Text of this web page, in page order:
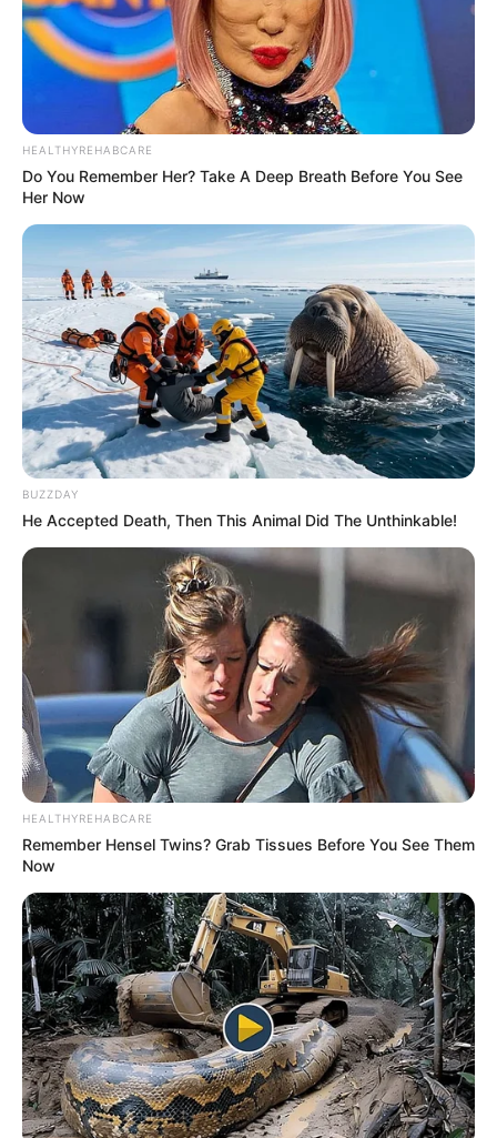
Ο ΠΛΑΝΗΤΗΣ ΕΧΕΙ ΠΑΡΕΙ ΦΩΤΙΑ. ΟΛΑ ΔΙΑΛΥΟΝΤΑΙ ΚΑΙ
ΚΑΤΑΡΡΕΟΥΝ ΜΠΡΟΣΤΑ ΣΤΑ ΜΑΤΙΑ ΜΑΣ. Η ΜΕΜΒΡΑΝΗ
ΕΧΕΙ ΑΡΧΙΣΕΙ ΚΑΙ ΡΑΓΙΖΕΙ. ΕΙΝΑΙ ΚΟΝΤΑ ΠΟΥ ΘΑ ΣΠΑΣΕΙ
ΑΥΤΗ Η ΜΕΜΒΡΑΝΗ ΠΟΥ ΤΥΛΙΓΕ ΤΗΝ ΑΝΘΡΩΠΟΤΗΤΑ.
ΔΕΝ ΜΠΟΡΕΙ ΝΑ ΜΗΝ ΤΟ ΒΛΕΠΕΤΕ. ΔΕΝ ΜΠΟΡΕΙ ΝΑ
ΜΗΝ ΤΟ ΝΟΙΩΘΕΤΕ. ΣΥΜΒΑΙΝΕΙ. ΜΕΧΡΙ ΤΩΡΑ, ΤΙΠΟΤΑ
ΑΠΟ ΟΤΙ ΦΑΙΝΟΤΑΝ ΔΕΝ ΗΤΑΝ ΑΥΤΟ ΠΟΥ ΓΙΝΟΤΑΝ.
ΟΜΩΣ ΤΩΡΑ ΓΙΝΟΝΤΑΙ ΚΑΙ ΠΟΛΛΑ ΠΟΥ ΕΠΙΤΕΛΟΥΣ
ΑΡΧΙΖΟΥΝ ΝΑ ΦΑΙΝΟΝΤΑΙ. ΑΡΚΕΙ ΝΑ ΘΕΛΟΥΜΕ ΝΑ ΤΑ
ΔΟΥΜΕ.
HEALTHYREHABCARE
Do You Remember Her? Take A Deep Breath Before You See
Her Now
BUZZDAY
He Accepted Death, Then This Animal Did The Unthinkable!
HEALTHYREHABCARE
Remember Hensel Twins? Grab Tissues Before You See Them
Now